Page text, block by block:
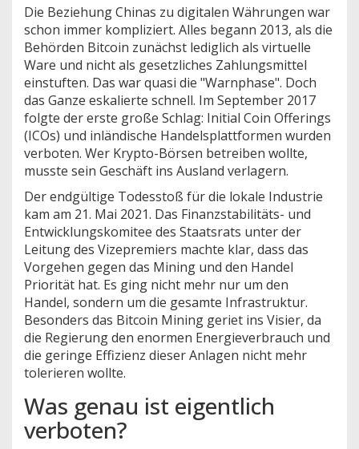
Die Beziehung Chinas zu digitalen Währungen war
schon immer kompliziert. Alles begann 2013, als die
Behörden Bitcoin zunächst lediglich als virtuelle
Ware und nicht als gesetzliches Zahlungsmittel
einstuften. Das war quasi die "Warnphase". Doch
das Ganze eskalierte schnell. Im September 2017
folgte der erste große Schlag: Initial Coin Offerings
(ICOs) und inländische Handelsplattformen wurden
verboten. Wer Krypto-Börsen betreiben wollte,
musste sein Geschäft ins Ausland verlagern.
Der endgültige Todesstoß für die lokale Industrie
kam am 21. Mai 2021. Das Finanzstabilitäts- und
Entwicklungskomitee des Staatsrats unter der
Leitung des Vizepremiers machte klar, dass das
Vorgehen gegen das Mining und den Handel
Priorität hat. Es ging nicht mehr nur um den
Handel, sondern um die gesamte Infrastruktur.
Besonders das Bitcoin Mining geriet ins Visier, da
die Regierung den enormen Energieverbrauch und
die geringe Effizienz dieser Anlagen nicht mehr
tolerieren wollte.
Was genau ist eigentlich
verboten?